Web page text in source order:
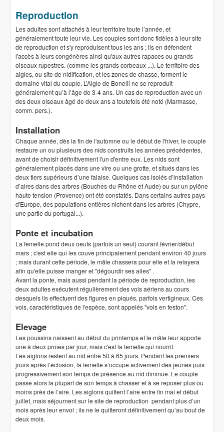
Reproduction
Les adultes sont attachés à leur territoire toute l’année, et
généralement toute leur vie. Les couples sont donc fidèles à leur site
de reproduction et s'y reproduisent tous les ans ; ils en défendent
l'accès à leurs congénères ainsi qu'aux autres rapaces ou grands
oiseaux rupestres. (comme les grands corbeaux ...). Le territoire des
aigles, ou site de nidification, et les zones de chasse, forment le
domaine vital du couple. L’Aigle de Bonelli ne se reproduit
généralement qu’à l’âge de 3-4 ans. Un cas de reproduction avec un
des deux oiseaux âgé de deux ans a toutefois été noté (Marmasse,
comm. pers.).
Installation
Chaque année, dès la fin de l'automne ou le début de l'hiver, le couple
restaure un ou plusieurs des nids construits les années précédentes,
avant de choisir définitivement l'un d'entre eux. Les nids sont
généralement placés dans une vire ou une grotte, et situés dans les
deux tiers supérieurs d’une falaise. Quelques cas isolés d’installation
d’aires dans des arbres (Bouches-du-Rhône et Aude) ou sur un pylône
haute tension (Provence) ont été constatés. Dans certains autres pays
d'Europe, des populations entières nichent dans les arbres (Chypre,
une partie du portugal...).
Ponte et incubation
La femelle pond deux oeufs (parfois un seul) courant février/début
mars ; c'est elle qui les couve principalement pendant environ 40 jours
; mais durant cette période, le mâle chassera pour elle et la relayera
afin qu'elle puisse manger et "dégourdir ses ailes" .
Avant la ponte, mais aussi pendant la période de reproduction, les
deux adultes exécutent régulièrement des vols aériens au cours
desquels ils effectuent des figures en piqués, parfois vertigineux. Ces
vols, caractéristiques de l'espèce, sont appelés "vols en feston".
Elevage
Les poussins naissent au début du printemps et le mâle leur apporte
une à deux proies par jour, mais c'est la femelle qui nourrit.
Les aiglons restent au nid entre 50 à 65 jours. Pendant les premiers
jours après l’éclosion, la femelle s’occupe activement des jeunes puis
progressivement son temps de présence au nid diminue. Le couple
passe alors la plupart de son temps à chasser et à se reposer plus ou
moins près de l’aire. Les aiglons quittent l’aire entre fin mai et début
juillet, mais séjournent sur le site de reproduction pendant plus d’un
mois après leur envol ; ils ne le quitteront définitivement qu’au bout de
deux mois.